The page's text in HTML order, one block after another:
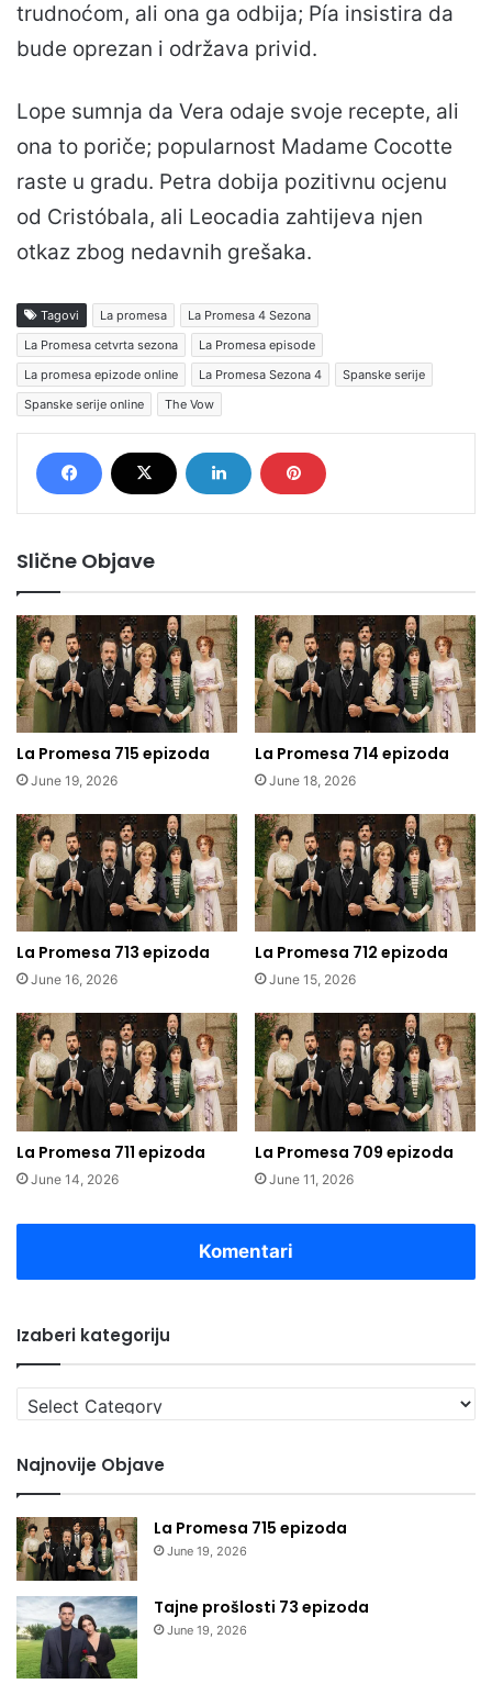
trudnoćom, ali ona ga odbija; Pía insistira da
bude oprezan i održava privid.
Lope sumnja da Vera odaje svoje recepte, ali
ona to poriče; popularnost Madame Cocotte
raste u gradu. Petra dobija pozitivnu ocjenu
od Cristóbala, ali Leocadia zahtijeva njen
otkaz zbog nedavnih grešaka.
Tagovi La promesa
La Promesa 4 Sezona
La Promesa cetvrta sezona
La Promesa episode
La promesa epizode online
La Promesa Sezona 4
Spanske serije
Spanske serije online
The Vow
Slične Objave
La Promesa 715 epizoda
June 19, 2026
La Promesa 714 epizoda
June 18, 2026
La Promesa 713 epizoda
June 16, 2026
La Promesa 712 epizoda
June 15, 2026
La Promesa 711 epizoda
June 14, 2026
La Promesa 709 epizoda
June 11, 2026
Komentari
Izaberi kategoriju
Izaberi
kategoriju
Najnovije Objave
La Promesa 715 epizoda
June 19, 2026
Tajne prošlosti 73 epizoda
June 19, 2026